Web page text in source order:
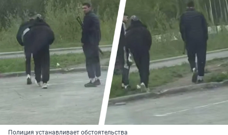
Полиция устанавливает обстоятельства